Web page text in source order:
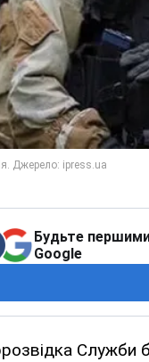
Будьте першими
Google
Служби